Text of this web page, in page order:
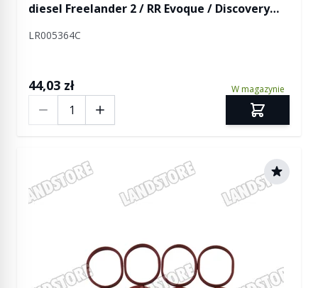
diesel Freelander 2 / RR Evoque / Discovery
LR005364C
44,03 zł W magazynie